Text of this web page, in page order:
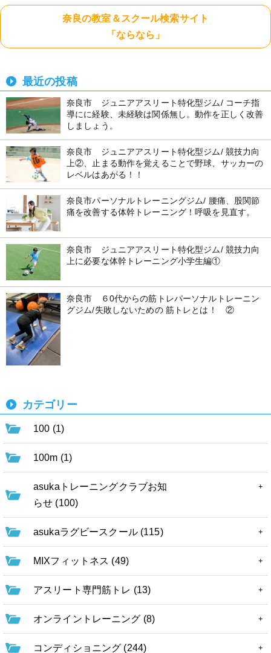
奈良の教室＆スクール検索サイト
「ならなら」
最近の投稿
奈良市 ジュニアアスリート特化型ジム/ コーチ指
導にに経験、未経験は関係無し。動作を正しく改善
しましょう。
奈良市 ジュニアアスリート特化型ジム/ 競技力向
上②、止まる動作を覚えることで野球、サッカーの
レベルはあがる！！
奈良市パーソナルトレーニングジム/ 腰痛、股関節
痛を改善する体幹トレーニング！呼吸を見直す。
奈良市 ジュニアアスリート特化型ジム/ 競技力向
上に必要な体幹トレーニング小学生編①
奈良市 ６0代からの筋トレパーソナルトレーニン
グジム/失敗しないための 筋トレとは！ ②
カテゴリー
100 (1)
100m (1)
asukaトレーニングクラブお知
らせ (100)
asukaラグビースクール (115)
MIXフィットネス (49)
アスリート専門筋トレ (13)
オンライントレーニング (8)
コンディショニング (244)